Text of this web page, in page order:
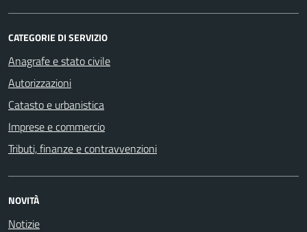
CATEGORIE DI SERVIZIO
Anagrafe e stato civile
Autorizzazioni
Catasto e urbanistica
Imprese e commercio
Tributi, finanze e contravvenzioni
NOVITÀ
Notizie